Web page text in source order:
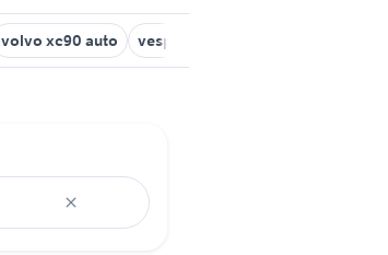
volvo xc90 auto vespa 90 ss